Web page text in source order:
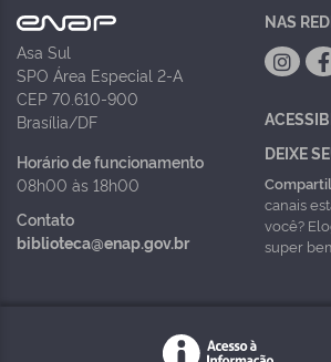
Asa Sul
SPO Área Especial 2-A
CEP 70.610-900
Brasília/DF
Horário de funcionamento
08h00 às 18h00
Contato
biblioteca@enap.gov.br
NAS
DEIXE
canais
você?
super